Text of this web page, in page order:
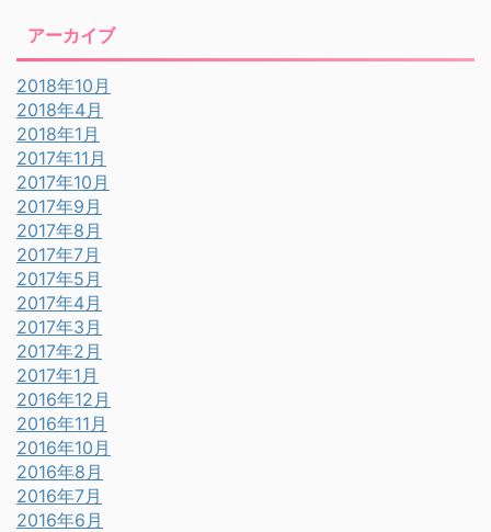
アーカイブ
2018年10月
2018年4月
2018年1月
2017年11月
2017年10月
2017年9月
2017年8月
2017年7月
2017年5月
2017年4月
2017年3月
2017年2月
2017年1月
2016年12月
2016年11月
2016年10月
2016年8月
2016年7月
2016年6月